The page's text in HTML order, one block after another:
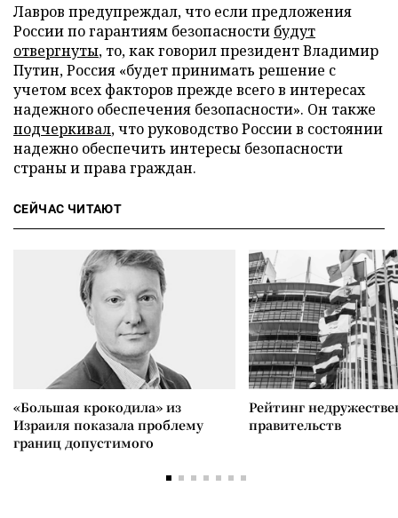
Лавров предупреждал, что если предложения
России по гарантиям безопасности будут
отвергнуты, то, как говорил президент Владимир
Путин, Россия «будет принимать решение с
учетом всех факторов прежде всего в интересах
надежного обеспечения безопасности». Он также
подчеркивал, что руководство России в состоянии
надежно обеспечить интересы безопасности
страны и права граждан.
СЕЙЧАС ЧИТАЮТ
«Большая крокодила» из
Израиля показала проблему
границ допустимого
Рейтинг
правительств